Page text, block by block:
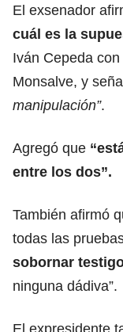
El exsenador
cuál es la
Iván Cepeda
Monsalve, y
manipulación”.
Agregó que
entre los dos”.
También afirmó
todas las
sobornar
ninguna dádiva”.
El expresidente